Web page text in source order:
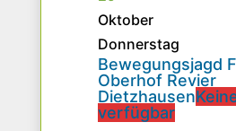
Oktober
Donnerstag
Bewegungsjagd
Oberhof Revier
Dietzhausen
verfügbar